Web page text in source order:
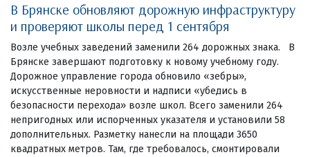
В Брянске обновляют дорожную инфраструктуру
и проверяют школы перед 1 сентября
Возле учебных заведений заменили 264 дорожных знака. В
Брянске завершают подготовку к новому учебному году.
Дорожное управление города обновило «зебры»,
искусственные неровности и надписи «убедись в
безопасности перехода» возле школ. Всего заменили 264
непригодных или испорченных указателя и установили 58
дополнительных. Разметку нанесли на площади 3650
квадратных метров. Там, где требовалось, смонтировали